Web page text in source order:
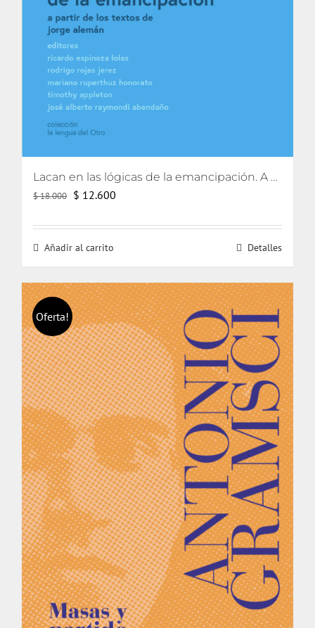
Lacan en las lógicas de la emancipación. A partir de los textos de Jorge Alemán.
$18.000 El
original
era:
$ 12.600
actual
Añadir al carrito Detalles
Oferta!